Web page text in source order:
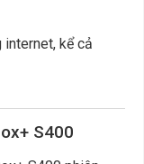
kể cả
S400